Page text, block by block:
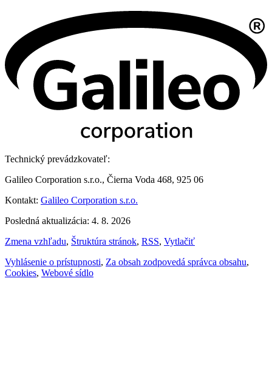
Technický prevádzkovateľ:
Galileo Corporation s.r.o., Čierna Voda 468, 925 06
Kontakt: Galileo Corporation s.r.o.
Posledná aktualizácia: 4. 8. 2026
Zmena vzhľadu, Štruktúra stránok, RSS, Vytlačiť
Vyhlásenie o prístupnosti, Za obsah zodpovedá správca obsahu,
Cookies, Webové sídlo